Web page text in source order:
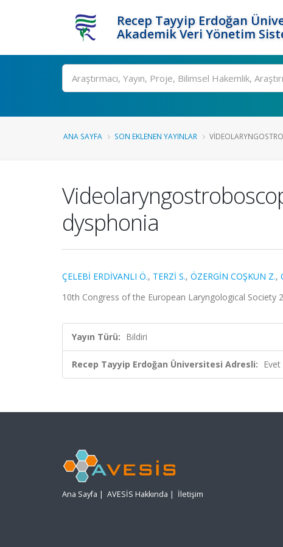
Recep Tayyip Erdoğan
Akademik Veri Yönetim
Ara
ANA SAYFA SON EKLENEN YAYINLAR
dysphonia
ÇELEBİ ERDİVANLI Ö., TERZİ S., ÖZERGİN COŞKUN Z.,
10th Congress of the European Laryngological Society
Yayın Türü: Bildiri
Recep Tayyip Erdoğan Üniversitesi Adresli: Evet
Ana Sayfa | AVESİS Hakkında | İletişim